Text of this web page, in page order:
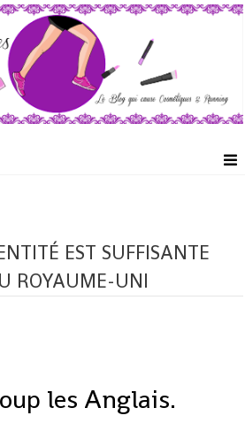
EST SUFFISANTE
ROYAUME-UNI
les Anglais.